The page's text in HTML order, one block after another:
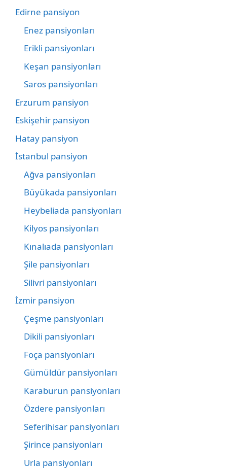
Edirne pansiyon
Enez pansiyonları
Erikli pansiyonları
Keşan pansiyonları
Saros pansiyonları
Erzurum pansiyon
Eskişehir pansiyon
Hatay pansiyon
İstanbul pansiyon
Ağva pansiyonları
Büyükada pansiyonları
Heybeliada pansiyonları
Kilyos pansiyonları
Kınalıada pansiyonları
Şile pansiyonları
Silivri pansiyonları
İzmir pansiyon
Çeşme pansiyonları
Dikili pansiyonları
Foça pansiyonları
Gümüldür pansiyonları
Karaburun pansiyonları
Özdere pansiyonları
Seferihisar pansiyonları
Şirince pansiyonları
Urla pansiyonları